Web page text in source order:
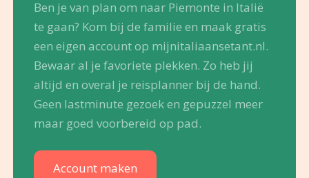
Ben je van plan om naar Piemonte in Italië
te gaan? Kom bij de familie en maak gratis
een eigen account op mijnitaliaansetant.nl.
Bewaar al je favoriete plekken. Zo heb jij
altijd en overal je reisplanner bij de hand.
Geen lastminute gezoek en gepuzzel meer
maar goed voorbereid op pad.
Account maken